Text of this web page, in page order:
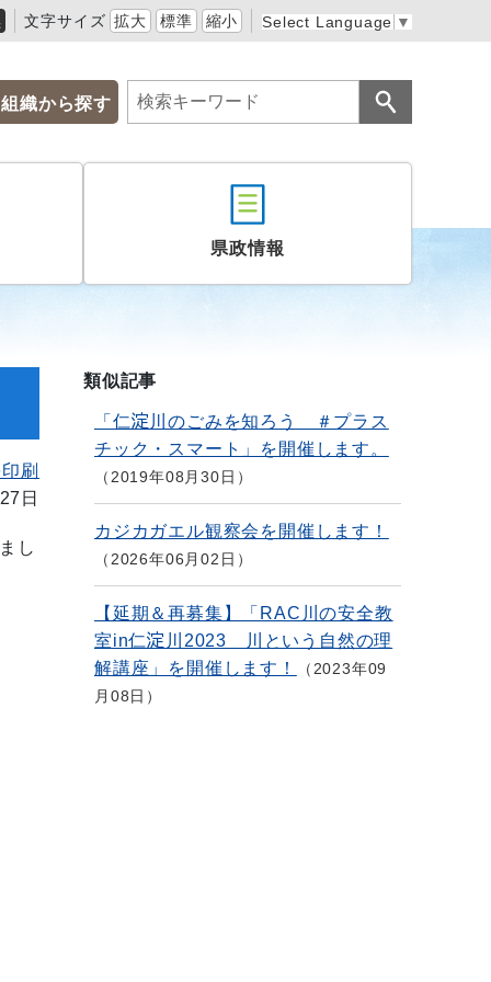
文字サイズ 拡大 標準 縮小 Select Language ▼
組織から探す
県政情報
刷
日
し
類似記事
「仁淀川のごみを知ろう ＃プラス
チック・スマート」を開催します。
2019年08月30日
カジカガエル観察会を開催します！
2026年06月02日
【延期＆再募集】「RAC川の安全教
室in仁淀川2023 川という自然の理
解講座」を開催します！
2023年09
月08日